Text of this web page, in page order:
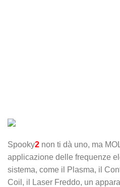
Spooky2 non ti dà uno, ma
applicazione delle frequenze
sistema, come il Plasma, il
Coil, il Laser Freddo, un